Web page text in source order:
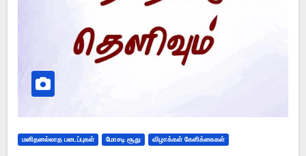
மனிதனல்லாத படைப்புகள் மோசடி சூது விழாக்கள் கேளிக்கைகள்